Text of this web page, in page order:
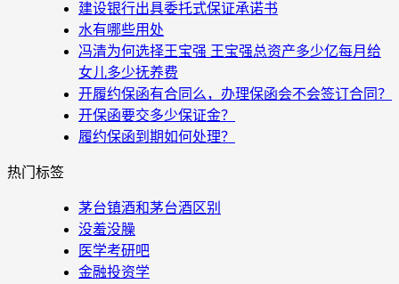
建设银行出具委托式保证承诺书
水有哪些用处
冯清为何选择王宝强 王宝强总资产多少亿每月给
女儿多少抚养费
开履约保函有合同么，办理保函会不会签订合同？
开保函要交多少保证金？
履约保函到期如何处理？
热门标签
茅台镇酒和茅台酒区别
没羞没臊
医学考研吧
金融投资学